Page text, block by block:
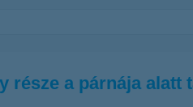
része a párnája